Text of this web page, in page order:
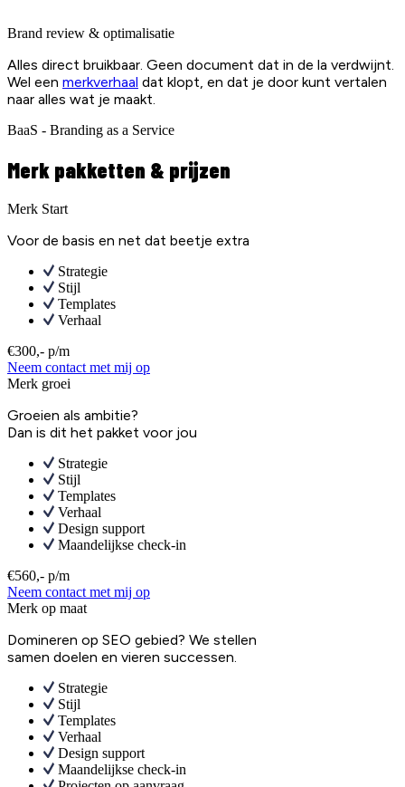
Brand review & optimalisatie
Alles direct bruikbaar. Geen document dat in de la verdwijnt.
Wel een merkverhaal dat klopt, en dat je door kunt vertalen
naar alles wat je maakt.
BaaS - Branding as a Service
Merk pakketten & prijzen
Merk Start
Voor de basis en net dat beetje extra
Strategie
Stijl
Templates
Verhaal
€300,- p/m
Neem contact met mij op
Merk groei
Groeien als ambitie?
Dan is dit het pakket voor jou
Strategie
Stijl
Templates
Verhaal
Design support
Maandelijkse check-in
€560,- p/m
Neem contact met mij op
Merk op maat
Domineren op SEO gebied? We stellen
samen doelen en vieren successen.
Strategie
Stijl
Templates
Verhaal
Design support
Maandelijkse check-in